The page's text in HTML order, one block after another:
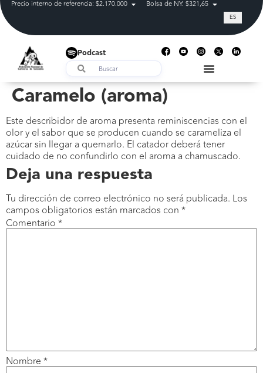
Precio interno de referencia: $2.170.000 Bolsa de NY: $321,65 Tasa de
ES
Podcast
Caramelo (aroma)
Este describidor de aroma presenta reminiscencias con el
olor y el sabor que se producen cuando se carameliza el
azúcar sin llegar a quemarlo. El catador deberá tener
cuidado de no confundirlo con el aroma a chamuscado.
Deja una respuesta
Tu dirección de correo electrónico no será publicada. Los
campos obligatorios están marcados con *
Comentario *
Nombre *